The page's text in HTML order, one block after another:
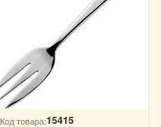
Код товара:15415